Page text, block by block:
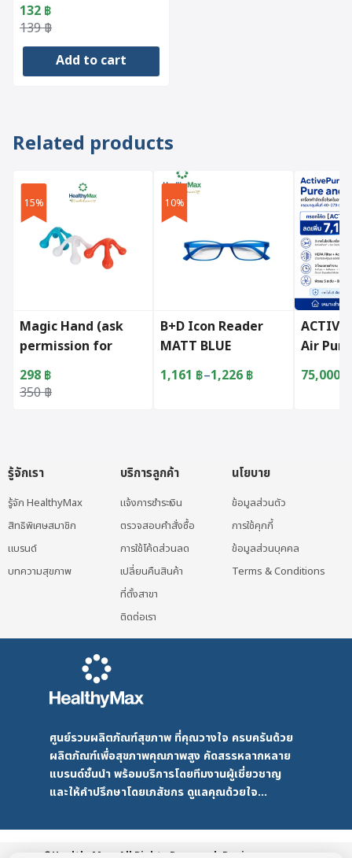
139฿
Original
price
132 ฿
Current
price
Add to cart
Related products
15%
Magic Hand (ask
permission for
assorted colors)
350฿
Original price was: 350 ฿.
298 ฿
Current price is: 298 ฿.
10%
B+D Icon Reader
MATT BLUE
1,161 ฿–1,226 ฿
Price range: 1,161 ฿ through
Air
and
75,000
รู้จักเรา
รู้จัก HealthyMax
สิทธิพิเศษสมาชิก
แบรนด์
บทความสุขภาพ
บริการลูกค้า
แจ้งการชำระเงิน
ตรวจสอบคำสั่งซื้อ
การใช้โค้ดส่วนลด
เปลี่ยนคืนสินค้า
ที่ตั้งสาขา
ติดต่อเรา
นโยบาย
ข้อมูลส่วนตัว
การใช้คุกกี้
ข้อมูลส่วนบุคคล
Terms & Conditions
ศูนย์รวมผลิตภัณฑ์สุขภาพ ที่คุณวางใจ ครบครันด้วย
ผลิตภัณฑ์เพื่อสุขภาพคุณภาพสูง คัดสรรหลากหลาย
แบรนด์ชั้นนำ พร้อมบริการโดยทีมงานผู้เชี่ยวชาญ
และให้คำปรึกษาโดยเภสัชกร ดูแลคุณด้วยใจ...